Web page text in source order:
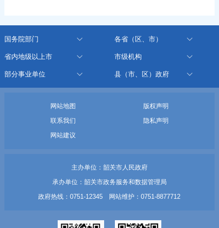
国务院部门 各省（区、市）
省内地级以上市 市级机构
部分事业单位 县（市、区）政府
网站地图
版权声明
联系我们
隐私声明
网站建议
主办单位：韶关市人民政府
承办单位：韶关市政务服务和数据管理局
政府热线：0751-12345 网站维护：0751-8877712